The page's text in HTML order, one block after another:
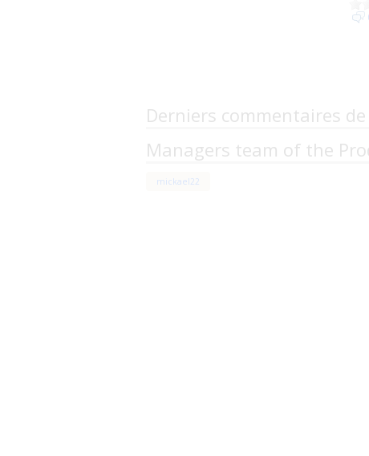
Derniers commentaires
Managers team of the
mickael22